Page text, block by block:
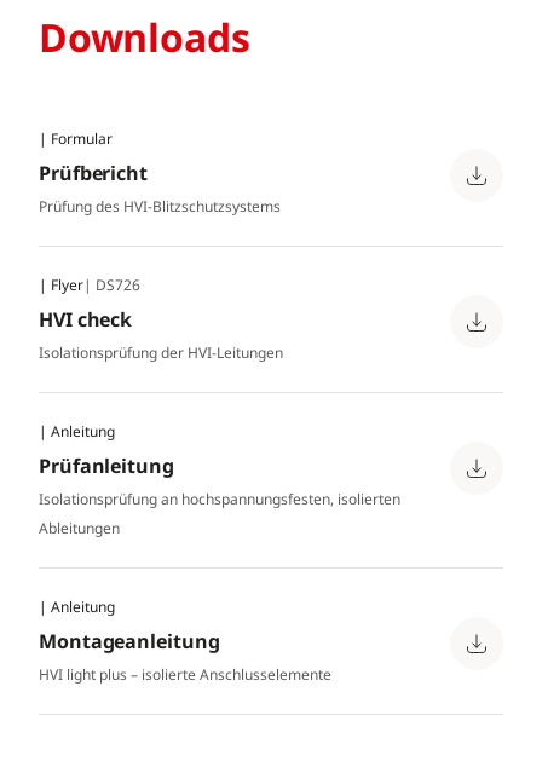
Downloads
| Formular
Prüfbericht
Prüfung des HVI-Blitzschutzsystems
| Flyer| DS726
HVI check
Isolationsprüfung der HVI-Leitungen
| Anleitung
Prüfanleitung
Isolationsprüfung an hochspannungsfesten, isolierten
Ableitungen
| Anleitung
Montageanleitung
HVI light plus – isolierte Anschlusselemente